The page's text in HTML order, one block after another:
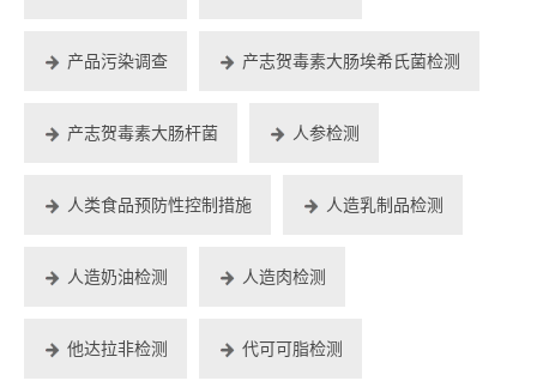
产品污染调查 产志贺毒素大肠埃希氏菌检测
产志贺毒素大肠杆菌 人参检测
人类食品预防性控制措施 人造乳制品检测
人造奶油检测 人造肉检测
他达拉非检测 代可可脂检测